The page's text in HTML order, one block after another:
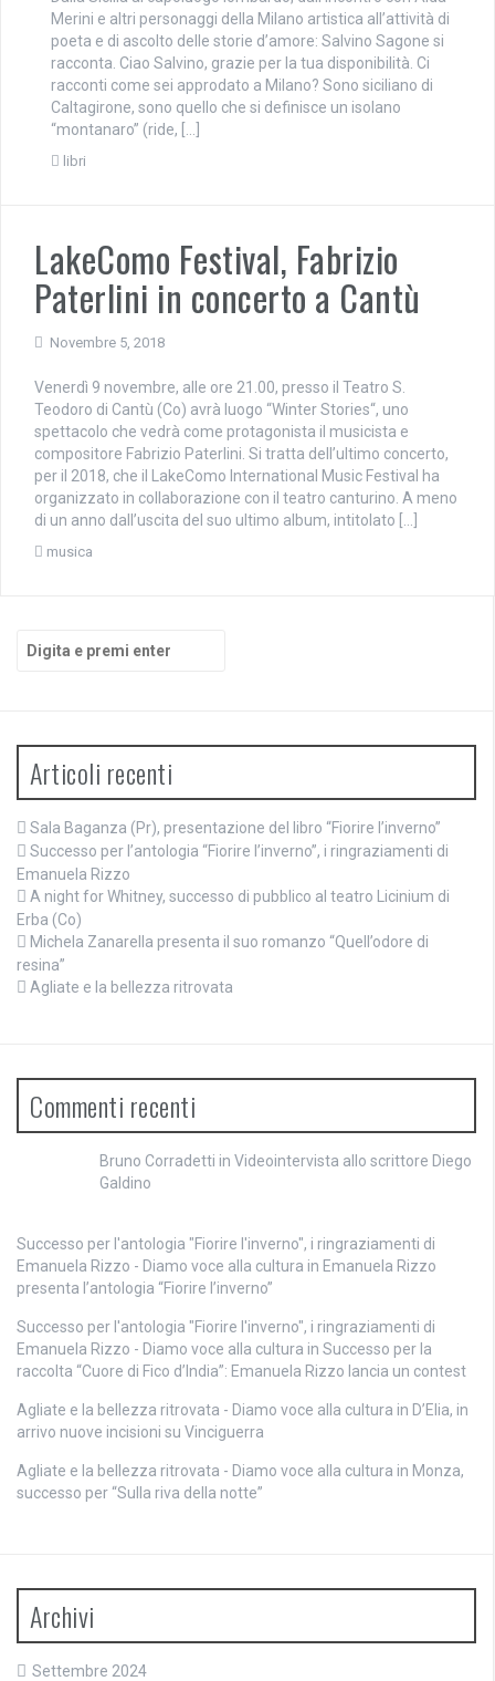
Merini e altri personaggi della Milano artistica all’attività di
poeta e di ascolto delle storie d’amore: Salvino Sagone si
racconta. Ciao Salvino, grazie per la tua disponibilità. Ci
racconti come sei approdato a Milano? Sono siciliano di
Caltagirone, sono quello che si definisce un isolano
“montanaro” (ride, […]
libri
LakeComo Festival, Fabrizio
Paterlini in concerto a Cantù
Novembre 5, 2018
Venerdì 9 novembre, alle ore 21.00, presso il Teatro S.
Teodoro di Cantù (Co) avrà luogo “Winter Stories“, uno
spettacolo che vedrà come protagonista il musicista e
compositore Fabrizio Paterlini. Si tratta dell’ultimo concerto,
per il 2018, che il LakeComo International Music Festival ha
organizzato in collaborazione con il teatro canturino. A meno
di un anno dall’uscita del suo ultimo album, intitolato […]
musica
Articoli recenti
Sala Baganza (Pr), presentazione del libro “Fiorire l’inverno”
Successo per l’antologia “Fiorire l’inverno”, i ringraziamenti di
Emanuela Rizzo
A night for Whitney, successo di pubblico al teatro Licinium di
Erba (Co)
Michela Zanarella presenta il suo romanzo “Quell’odore di
resina”
Agliate e la bellezza ritrovata
Commenti recenti
Bruno Corradetti in Videointervista allo scrittore Diego
Galdino
Successo per l'antologia "Fiorire l'inverno", i ringraziamenti di
Emanuela Rizzo - Diamo voce alla cultura in Emanuela Rizzo
presenta l’antologia “Fiorire l’inverno”
Successo per l'antologia "Fiorire l'inverno", i ringraziamenti di
Emanuela Rizzo - Diamo voce alla cultura in Successo per la
raccolta “Cuore di Fico d’India”: Emanuela Rizzo lancia un contest
Agliate e la bellezza ritrovata - Diamo voce alla cultura in D’Elia, in
arrivo nuove incisioni su Vinciguerra
Agliate e la bellezza ritrovata - Diamo voce alla cultura in Monza,
successo per “Sulla riva della notte”
Archivi
Settembre 2024